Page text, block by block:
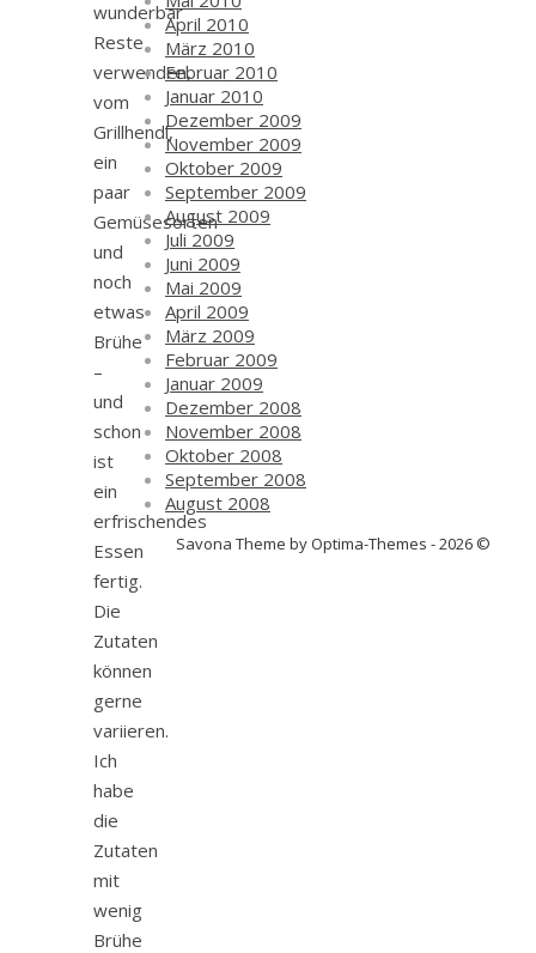
wunderbar
Reste
verwenden,
vom
Grillhendl,
ein
paar
Gemüsesorten
und
noch
etwas
Brühe
–
und
schon
ist
ein
erfrischendes
Essen
fertig.
Die
Zutaten
können
gerne
variieren.
Ich
habe
die
Zutaten
mit
wenig
Brühe
April 2010
März 2010
Februar 2010
Januar 2010
Dezember 2009
November 2009
Oktober 2009
September 2009
August 2009
Juli 2009
Juni 2009
Mai 2009
April 2009
März 2009
Februar 2009
Januar 2009
Dezember 2008
November 2008
Oktober 2008
September 2008
August 2008
Savona Theme by Optima-Themes - 2026 ©